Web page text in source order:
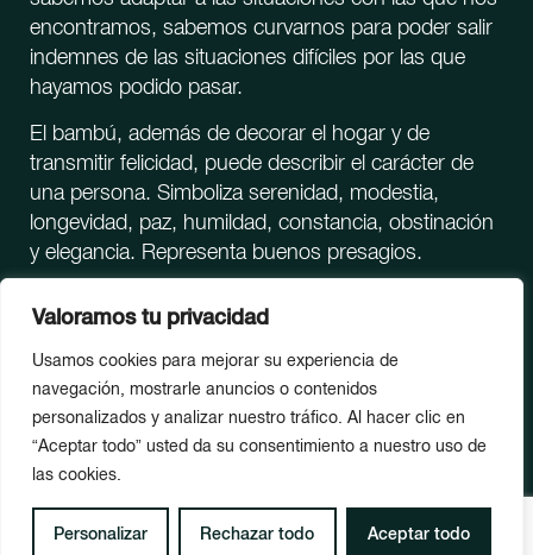
Valoramos tu privacidad
Usamos cookies para mejorar su experiencia de
navegación, mostrarle anuncios o contenidos
personalizados y analizar nuestro tráfico. Al hacer clic en
“Aceptar todo” usted da su consentimiento a nuestro uso de
las cookies.
Personalizar Rechazar todo Aceptar todo
encontramos, sabemos curvarnos para poder salir
indemnes de las situaciones difíciles por las que
hayamos podido pasar.
El bambú, además de decorar el hogar y de
transmitir felicidad, puede describir el carácter de
una persona. Simboliza serenidad, modestia,
longevidad, paz, humildad, constancia, obstinación
y elegancia. Representa buenos presagios.
BAMBU 2024. Todos los derechos reservados
Política de privacidad Política de cookies English